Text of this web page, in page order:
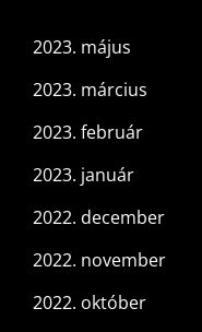
2023. május
2023. március
2023. február
2023. január
2022. december
2022. november
2022. október